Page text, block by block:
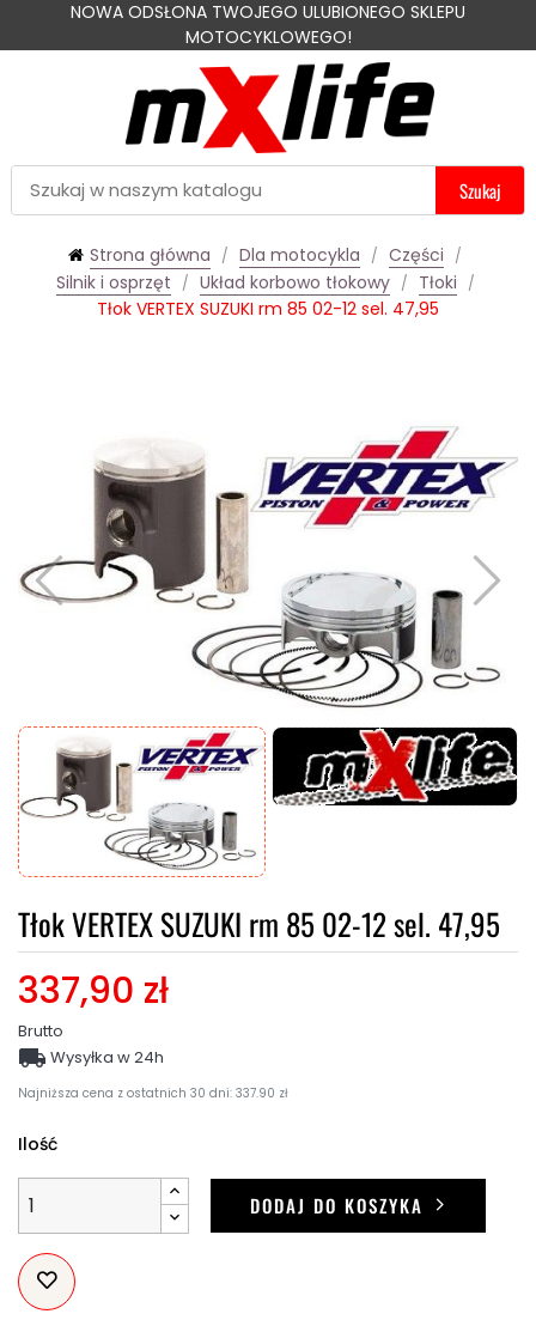
NOWA ODSŁONA TWOJEGO ULUBIONEGO SKLEPU
MOTOCYKLOWEGO!
Szukaj
Strona główna Dla motocykla
Części
Silnik i osprzęt
Układ korbowo tłokowy
Tłoki
Tłok VERTEX SUZUKI rm 85 02-12 sel. 47,95
Tłok VERTEX SUZUKI rm 85 02-12 sel. 47,95
337,90 zł
Brutto
Najniższa cena z ostatnich 30 dni: 337.90 zł
 Wysyłka w 24h
Ilość
DODAJ DO KOSZYKA